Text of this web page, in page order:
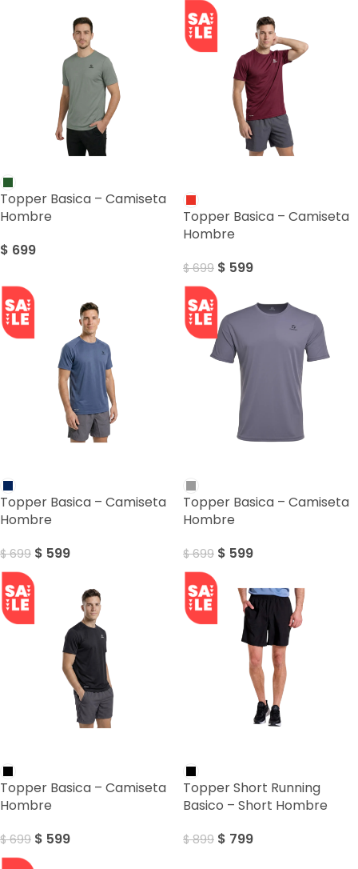
Topper Basica – Camiseta
Hombre
$ 699
Topper Basica – Camiseta
Hombre
$699 $ 599
Topper Basica – Camiseta
Hombre
$699 $ 599
Topper Basica – Camiseta
Hombre
$699 $ 599
Topper Basica – Camiseta
Hombre
$699 $ 599
Topper Short Running
Basico – Short Hombre
$899 $ 799